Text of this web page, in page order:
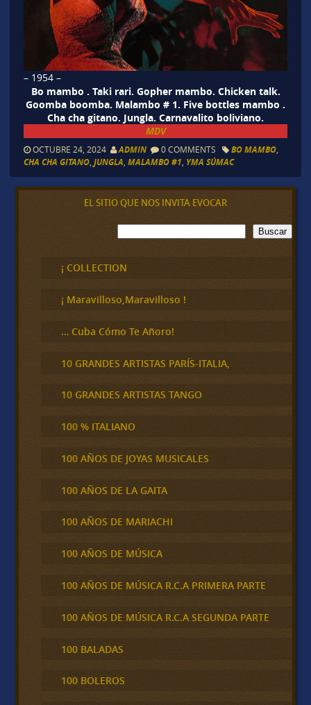
– 1954 –
Bo mambo . Taki rari. Gopher mambo. Chicken talk.
Goomba boomba. Malambo # 1. Five bottles mambo .
Cha cha gitano. Jungla. Carnavalito boliviano.
MDV
OCTUBRE 24, 2024 ADMIN 0 COMMENTS BO MAMBO,
CHA CHA GITANO, JUNGLA MALAMBO #1 YMA SÚMAC
EL SITIO QUE NOS INVITA EVOCAR
B
u
c
a
Buscar
¡ COLLECTION
¡ Maravilloso,Maravilloso !
… Cuba Cómo Te Añoro!
10 GRANDES ARTISTAS PARÍS-ITALIA,
10 GRANDES ARTISTAS TANGO
100 % ITALIANO
100 AÑOS DE JOYAS MUSICALES
100 AÑOS DE LA GAITA
100 AÑOS DE MARIACHI
100 AÑOS DE MÚSICA
100 AÑOS DE MÚSICA R.C.A PRIMERA PARTE
100 AÑOS DE MÚSICA R.C.A SEGUNDA PARTE
100 BALADAS
100 BOLEROS